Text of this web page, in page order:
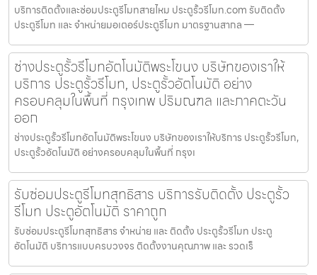
บริการติดตั้งและซ่อมประตูรีโมทสายไหม ประตูรั้วรีโมท.com รับติดตั้ง
ประตูรีโมท และ จำหน่ายมอเตอร์ประตูรีโมท มาตรฐานสากล —
ช่างประตูรั้วรีโมทอัตโนมัติพระโขนง บริษัทของเราให้
บริการ ประตูรั้วรีโมท, ประตูรั้วอัตโนมัติ อย่าง
ครอบคลุมในพื้นที่ กรุงเทพ ปริมณฑล และภาคตะวัน
ออก
ช่างประตูรั้วรีโมทอัตโนมัติพระโขนง บริษัทของเราให้บริการ ประตูรั้วรีโมท,
ประตูรั้วอัตโนมัติ อย่างครอบคลุมในพื้นที่ กรุงเ
รับซ่อมประตูรีโมทสุทธิสาร บริการรับติดตั้ง ประตูรั้ว
รีโมท ประตูอัตโนมัติ ราคาถูก
รับซ่อมประตูรีโมทสุทธิสาร จำหน่าย และ ติดตั้ง ประตูรั้วรีโมท ประตู
อัตโนมัติ บริการแบบครบวงจร ติดตั้งงานคุณภาพ และ รวดเร็